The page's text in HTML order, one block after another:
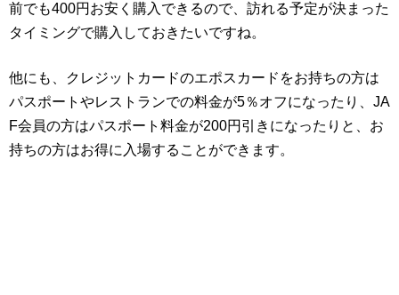
前でも400円お安く購入できるので、訪れる予定が決まった
タイミングで購入しておきたいですね。
他にも、クレジットカードのエポスカードをお持ちの方は
パスポートやレストランでの料金が5％オフになったり、JA
F会員の方はパスポート料金が200円引きになったりと、お
持ちの方はお得に入場することができます。